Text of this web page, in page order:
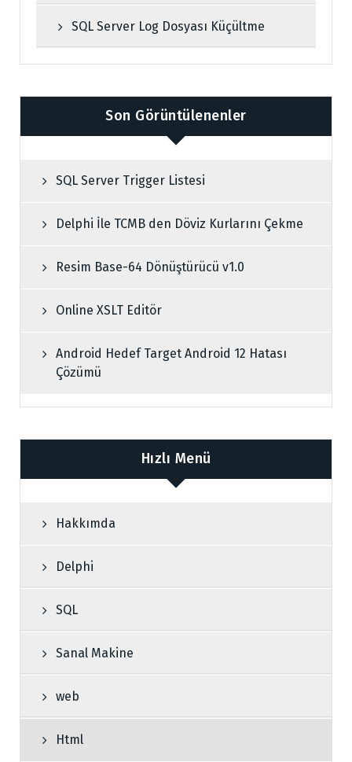
SQL Server Log Dosyası Küçültme
Son Görüntülenenler
SQL Server Trigger Listesi
Delphi İle TCMB den Döviz Kurlarını Çekme
Resim Base-64 Dönüştürücü v1.0
Online XSLT Editör
Android Hedef Target Android 12 Hatası
Çözümü
Hızlı Menü
Hakkımda
Delphi
SQL
Sanal Makine
web
Html